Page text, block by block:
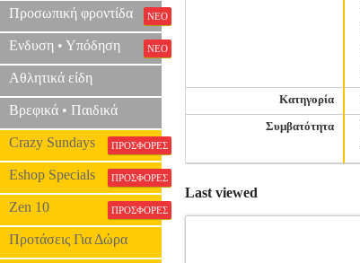
Προσωπική φροντίδα ΝΕΟ
Ενδυση • Υπόδηση ΝΕΟ
Αθλητικά είδη
Βρεφικά • Παιδικά
Crazy Sundays ΠΡΟΣΦΟΡΕΣ
Eshop Specials ΠΡΟΣΦΟΡΕΣ
Zen 10 ΠΡΟΣΦΟΡΕΣ
Προτάσεις Για Δώρα
Κατηγορία
Συμβατότητα
Last viewed